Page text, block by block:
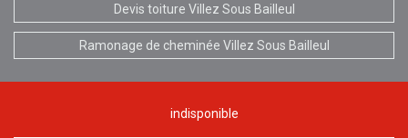
Devis toiture Villez Sous Bailleul
Ramonage de cheminée Villez Sous Bailleul
indisponible